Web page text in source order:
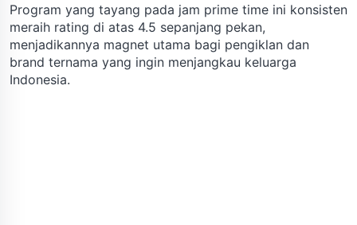
Program yang tayang pada jam prime time ini konsisten
meraih rating di atas 4.5 sepanjang pekan,
menjadikannya magnet utama bagi pengiklan dan
brand ternama yang ingin menjangkau keluarga
Indonesia.